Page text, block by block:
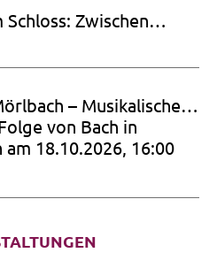
Schloss: Zwischen
Dieskau
– Musikalische
mit den Cellosuiten
und Texten der
von Bach in
18.10.2026, 16:00